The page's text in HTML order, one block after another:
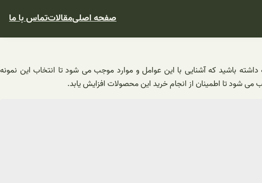
صفحه اصلیمقالاتتماس با ما
باشید که آشنایی با این عوامل و موارد موجب می شود تا انتخاب این نمونه
تا اطمینان از انجام خرید این محصولات افزایش یابد.